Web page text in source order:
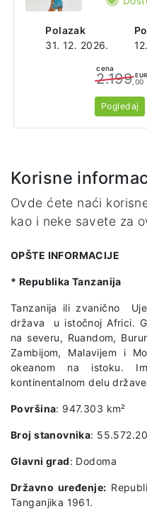
Polazak
31. 12. 2026.
cena
2.199 EUR
,00
Pogledaj
Korisne
Ovde ćete naći
kao i neke savete za
OPŠTE INFORMACIJE
* Republika Tanzanija
Tanzanija ili zvanično
država u istočnoj Africi.
na severu, Ruandom,
Zambijom, Malavijem i
okeanom na istoku.
kontinentalnom delu
Površina: 947.303 km²
Broj stanovnika:
Glavni grad: Dodoma
Državno uređenje:
Tanganjika 1961.